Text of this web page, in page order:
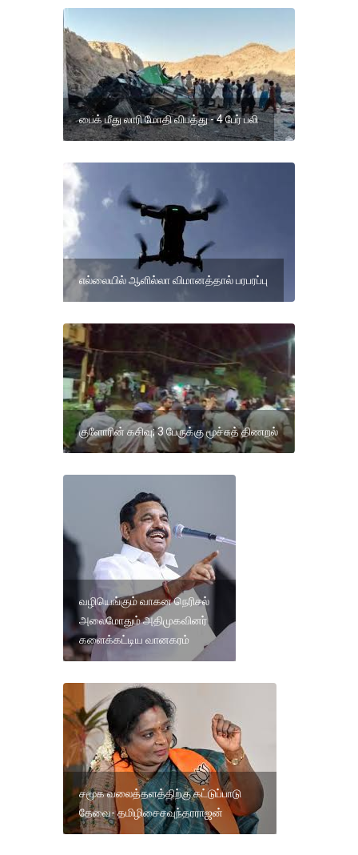
பைக் மீது லாரி மோதி விபத்து - 4 பேர் பலி
எல்லையில் ஆளில்லா விமானத்தால் பரபரப்பு
குளோரின் கசிவு; 3 பேருக்கு மூச்சுத் திணறல்
வழியெங்கும் வாகன நெரிசல்
அலைமோதும் அதிமுகவினர்
களைக்கட்டிய வானகரம்
சமூக வலைத்தளத்திற்கு கட்டுப்பாடு
தேவை- தமிழிசைசவுந்தரராஜன்